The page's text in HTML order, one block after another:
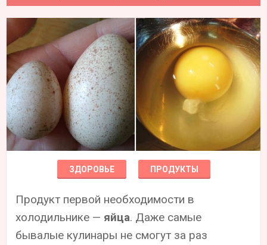
ЗДОРОВЬЕ ПРОДУКТЫ
Продукт первой необходимости в
холодильнике — яйца. Даже самые
бывалые кулинары не смогут за раз